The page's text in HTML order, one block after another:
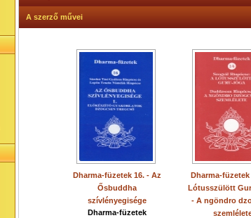
A szerző művei
Dharma-füzetek 16. - Az
Ősbuddha
szívlényegisége
Dharma-füzetek
Dharma-füzetek
Lótusszülött
- A ngöndro